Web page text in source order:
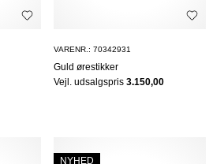
VARENR.: 70342931
Guld ørestikker
Vejl. udsalgspris3.150,00
NYHED